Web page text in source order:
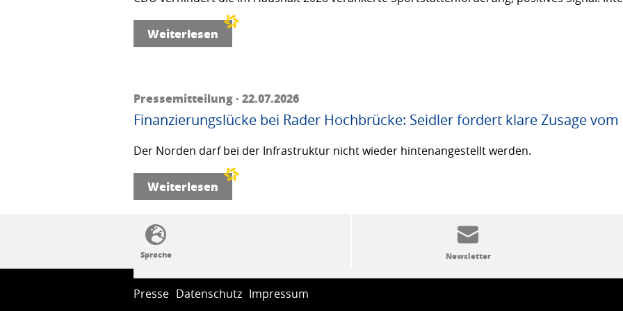
Weiterlesen
Pressemitteilung · 22.07.2026
Finanzierungslücke bei Rader Hochbrücke: Seidler fordert klare Zusage
Der Norden darf bei der Infrastruktur nicht wieder hintenangestellt werden.
Weiterlesen
SSW-Politik von A bis Z
Presse Datenschutz Impressum